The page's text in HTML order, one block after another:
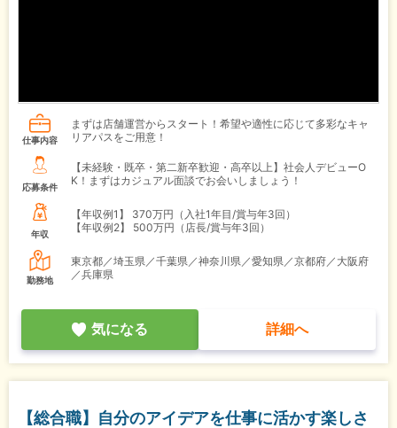
仕事内容
まずは店舗運営からスタート！希望や適性に応じて多彩なキャ
リアパスをご用意！
応募条件
【未経験・既卒・第二新卒歓迎・高卒以上】社会人デビューO
K！まずはカジュアル面談でお会いしましょう！
年収
【年収例1】
370万円（入社1年目/賞与年3回）
【年収例2】
500万円（店長/賞与年3回）
勤務地
東京都／埼玉県／千葉県／神奈川県／愛知県／京都府／大阪府
／兵庫県
気になる 詳細へ
【総合職】自分のアイデアを仕事に活かす楽しさ